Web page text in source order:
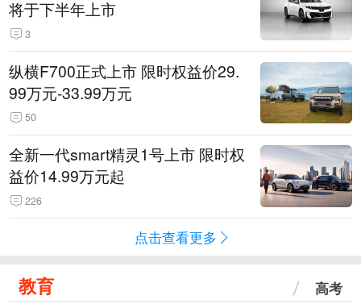
将于下半年上市
3
纵横F700正式上市 限时权益价29.
99万元-33.99万元
50
全新一代smart精灵1号上市 限时权
益价14.99万元起
226
点击查看更多
教育 高考